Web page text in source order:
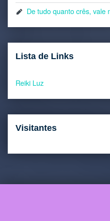
De tudo quanto crês, vale
Lista de Links
Reiki Luz
Visitantes